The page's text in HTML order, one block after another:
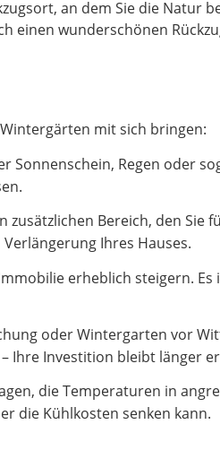
an dem Sie die Natur
einen wunderschönen
mit sich bringen:
Regen oder
Bereich, den Sie
Ihres Hauses.
erheblich steigern. Es
oder Wintergarten vor
Ihre Investition bleibt länger
die Temperaturen in
die Kühlkosten senken kann.